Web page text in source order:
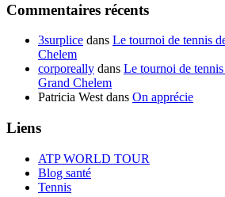
Commentaires récents
3surplice dans Le tournoi de tennis
Chelem
corporeally dans Le tournoi de
Grand Chelem
Patricia West dans On apprécie
Liens
ATP WORLD TOUR
Blog santé
Tennis